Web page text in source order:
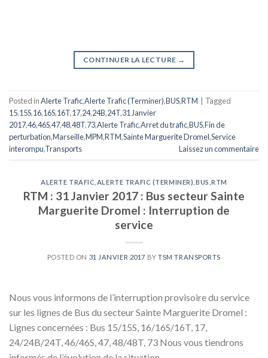
CONTINUER LA LECTURE →
Posted inAlerte Trafic,Alerte Trafic (Terminer),BUS,RTM
Tagged
15,15S,16,16S,16T,17,24,24B,24T,31 Janvier
2017,46,46S,47,48,48T,73,Alerte Trafic,Arret du trafic,BUS,Fin de
perturbation,Marseille,MPM,RTM,Sainte Marguerite Dromel,Service
interompu,Transports Laissez un commentaire
ALERTE TRAFIC ALERTE TRAFIC (TERMINER) BUS ,RTM
RTM : 31 Janvier 2017 : Bus secteur Sainte
Marguerite Dromel : Interruption de
service
POSTED ON 31 JANVIER 2017 BYTSM TRANSPORTS
Nous vous informons de l’interruption provisoire du service
sur les lignes de Bus du secteur Sainte Marguerite Dromel :
Lignes concernées : Bus 15/15S, 16/16S/16T, 17,
24/24B/24T, 46/46S, 47, 48/48T, 73 Nous vous tiendrons